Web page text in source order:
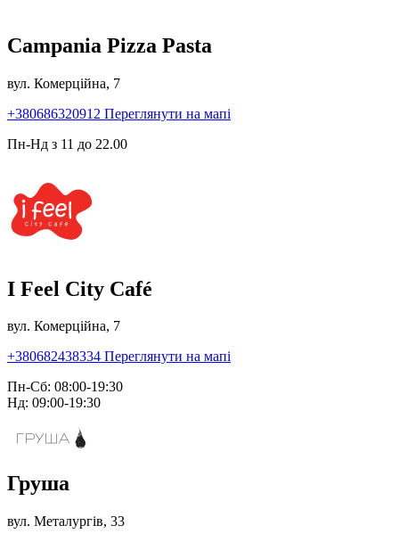
Campania Pizza Pasta
вул. Комерційна, 7
+380686320912 Переглянути на мапі
Пн-Нд з 11 до 22.00
I Feel City Café
вул. Комерційна, 7
+380682438334 Переглянути на мапі
Пн-Сб: 08:00-19:30
Нд: 09:00-19:30
Груша
вул. Металургів, 33